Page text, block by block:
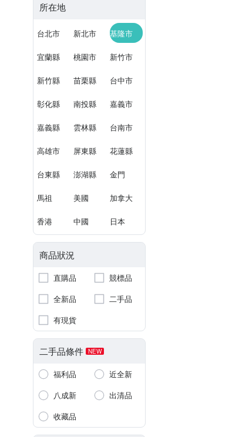
所在地
台北市 新北市 基隆市
宜蘭縣 桃園市 新竹市
新竹縣 苗栗縣 台中市
彰化縣 南投縣 嘉義市
嘉義縣 雲林縣 台南市
高雄市 屏東縣 花蓮縣
台東縣 澎湖縣 金門
馬祖 美國 加拿大
香港 中國 日本
商品狀況
直購品
競標品
全新品
二手品
有現貨
二手品條件 NEW
福利品
近全新
八成新
出清品
收藏品